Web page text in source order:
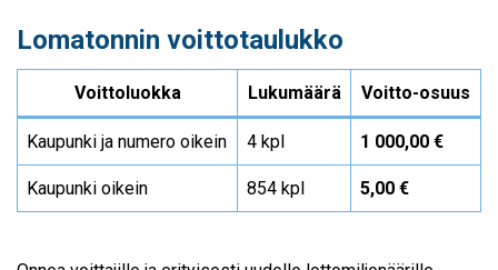
Lomatonnin voittotaulukko
Voittoluokka Lukumäärä Voitto-osuus
Kaupunki ja numero oikein 4 kpl 1 000,00 €
Kaupunki oikein 854 kpl 5,00 €